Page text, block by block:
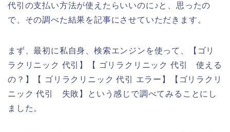
代引の支払い方法が使えたらいいのに♪と、思ったの
で、その調べた結果を記事にさせていただきます。
まず、最初に私自身、検索エンジンを使って、【ゴリ
ラクリニック 代引】【 ゴリラクリニック 代引 使える
の？】【 ゴリラクリニック 代引 エラー】【ゴリラクリ
ニック 代引 失敗】という感じで調べてみることにし
ました。